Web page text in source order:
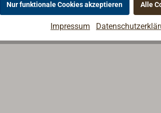
Nur funktionale Cookies akzeptieren Alle
Impressum